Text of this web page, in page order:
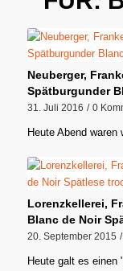
Neuberger,
Spätburgunder
31. Juli 2016 / 0
Heute Abend
Lorenzkellerei,
Blanc de Noir
20. September 2015 /
Heute galt es einen